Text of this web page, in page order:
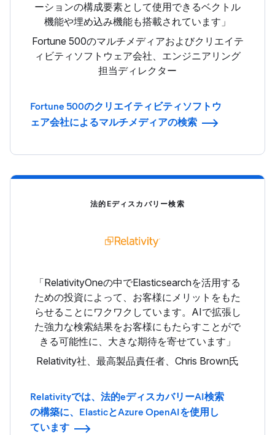
ーションの構成要素として使用できるベクトル
機能や埋め込み機能も搭載されています」
Fortune 500のマルチメディアおよびクリエイテ
ィビティソフトウェア会社、エンジニアリング
担当ディレクター
Fortune 500のクリエイティビティソフトウ
ェア会社によるマルチメディアの検索
法的Eディスカバリー検索
「RelativityOneの中でElasticsearchを活用する
ための投資によって、お客様にメリットをもた
らせることにワクワクしています。AIで拡張し
た強力な検索結果をお客様にもたらすことがで
きる可能性に、大きな期待を寄せています」
Relativity社、最高製品責任者、Chris Brown氏
Relativityでは、法的eディスカバリーAI検索
の構築に、ElasticとAzure OpenAIを使用し
ています